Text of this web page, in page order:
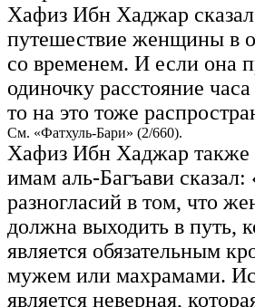
Хафиз Ибн Хаджар
путешествие женщины в
со временем. И если она
одиночку расстояние
то на это тоже
См. «Фатхуль-Бари» (2/660).
Хафиз Ибн Хаджар также
имам аль-Багъави сказал:
разногласий в том, что
должна выходить в путь,
является обязательным
мужем или махрамами.
является неверная,